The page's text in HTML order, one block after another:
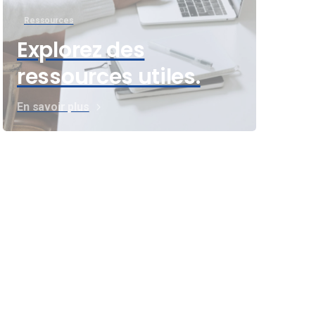
Ressources
Explorez des
ressources utiles.
En savoir plus